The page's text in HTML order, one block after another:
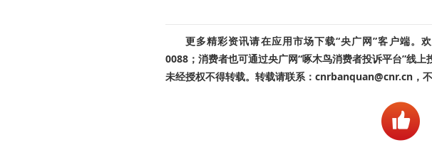
更多精彩资讯请在应用市场下载“央广网”客户端。
0088；消费者也可通过央广网“啄木鸟消费者投诉平台”线
未经授权不得转载。转载请联系：cnrbanquan@cnr.cn，不